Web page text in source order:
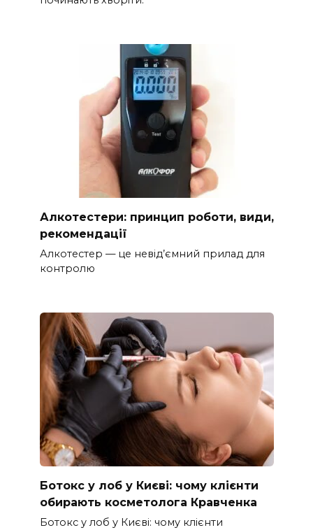
Алкотестери: принцип роботи, види,
рекомендації
Алкотестер — це невід’ємний прилад для
контролю
Ботокс у лоб у Києві: чому клієнти
обирають косметолога Кравченка
Ботокс у лоб у Києві: чому клієнти